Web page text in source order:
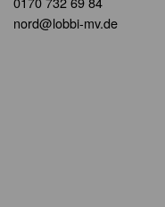
nord@lobbi-mv.de